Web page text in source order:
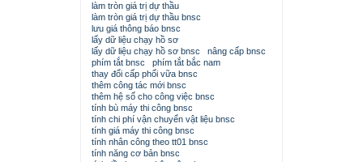
làm tròn giá trị dự thầu
làm tròn giá trị dự thầu bnsc
lưu giá thông báo bnsc
lấy dữ liệu chạy hồ sơ
lấy dữ liệu chạy hồ sơ bnsc
nâng cấp bnsc
phím tắt bnsc
phím tắt bắc nam
thay đổi cấp phối vữa bnsc
thêm công tác mới bnsc
thêm hệ số cho công việc bnsc
tính bù máy thi công bnsc
tính chi phí vận chuyển vật liệu bnsc
tính giá máy thi công bnsc
tính nhân công theo tt01 bnsc
tính năng cơ bản bnsc